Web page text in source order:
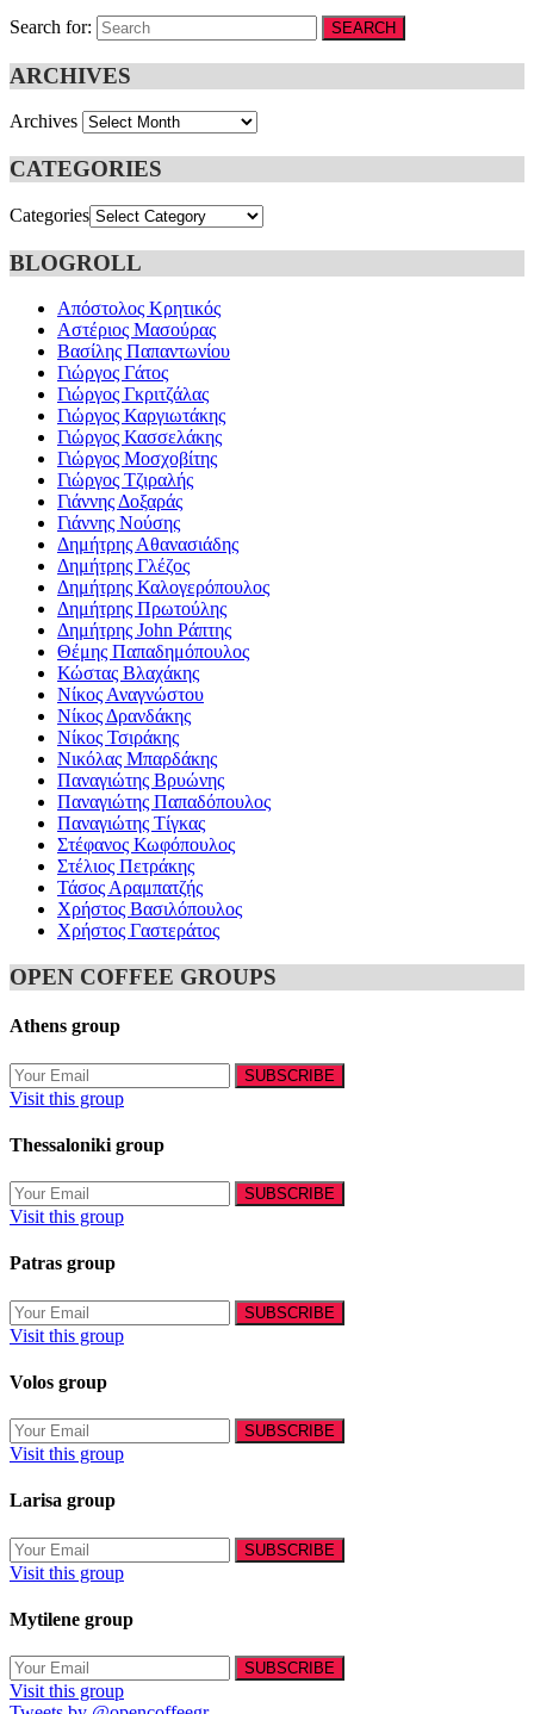
Search for: SEARCH
ARCHIVES
Archives
CATEGORIES
Categories
BLOGROLL
Απόστολος Κρητικός
Αστέριος Μασούρας
Βασίλης Παπαντωνίου
Γιώργος Γάτος
Γιώργος Γκριτζάλας
Γιώργος Καργιωτάκης
Γιώργος Κασσελάκης
Γιώργος Μοσχοβίτης
Γιώργος Τζιραλής
Γιάννης Δοξαράς
Γιάννης Νούσης
Δημήτρης Αθανασιάδης
Δημήτρης Γλέζος
Δημήτρης Καλογερόπουλος
Δημήτρης Πρωτούλης
Δημήτρης John Ράπτης
Θέμης Παπαδημόπουλος
Κώστας Βλαχάκης
Νίκος Αναγνώστου
Νίκος Δρανδάκης
Νίκος Τσιράκης
Νικόλας Μπαρδάκης
Παναγιώτης Βρυώνης
Παναγιώτης Παπαδόπουλος
Παναγιώτης Τίγκας
Στέφανος Κωφόπουλος
Στέλιος Πετράκης
Τάσος Αραμπατζής
Χρήστος Βασιλόπουλος
Χρήστος Γαστεράτος
OPEN COFFEE GROUPS
Athens group
Visit this group
Thessaloniki group
Visit this group
Patras group
Visit this group
Volos group
Visit this group
Larisa group
Visit this group
Mytilene group
Visit this group